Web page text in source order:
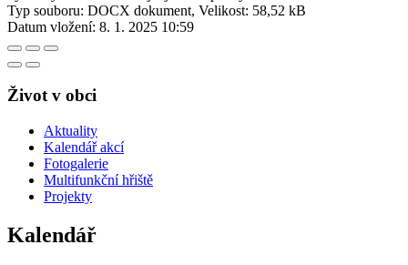
Typ souboru: DOCX dokument, Velikost: 58,52 kB
Datum vložení: 8. 1. 2025 10:59
Život v obci
Aktuality
Kalendář akcí
Fotogalerie
Multifunkční hřiště
Projekty
Kalendář